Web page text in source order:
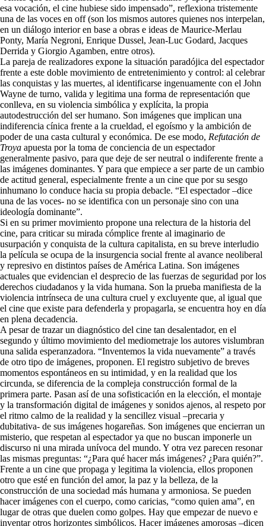
esa vocación, el cine hubiese sido impensado”, reflexiona tristemente
una de las voces en off (son los mismos autores quienes nos interpelan,
en un diálogo interior en base a obras e ideas de Maurice-Merlau
Ponty, María Negroni, Enrique Dussel, Jean-Luc Godard, Jacques
Derrida y Giorgio Agamben, entre otros).
La pareja de realizadores expone la situación paradójica del espectador
frente a este doble movimiento de entretenimiento y control: al celebrar
las conquistas y las muertes, al identificarse ingenuamente con el John
Wayne de turno, valida y legitima una forma de representación que
conlleva, en su violencia simbólica y explícita, la propia
autodestrucción del ser humano. Son imágenes que implican una
indiferencia cínica frente a la crueldad, el egoísmo y la ambición de
poder de una casta cultural y económica. De ese modo, Refutación de
Troya apuesta por la toma de conciencia de un espectador
generalmente pasivo, para que deje de ser neutral o indiferente frente a
las imágenes dominantes. Y para que empiece a ser parte de un cambio
de actitud general, especialmente frente a un cine que por su sesgo
inhumano lo conduce hacia su propia debacle. “El espectador –dice
una de las voces- no se identifica con un personaje sino con una
ideología dominante”.
Si en su primer movimiento propone una relectura de la historia del
cine, para criticar su mirada cómplice frente al imaginario de
usurpación y conquista de la cultura capitalista, en su breve interludio
la película se ocupa de la insurgencia social frente al avance neoliberal
y represivo en distintos países de América Latina. Son imágenes
actuales que evidencian el desprecio de las fuerzas de seguridad por los
derechos ciudadanos y la vida humana. Son la prueba manifiesta de la
violencia intrínseca de una cultura cruel y excluyente que, al igual que
el cine que existe para defenderla y propagarla, se encuentra hoy en día
en plena decadencia.
A pesar de trazar un diagnóstico del cine tan desalentador, en el
segundo y último movimiento del mediometraje los autores vislumbran
una salida esperanzadora. “Inventemos la vida nuevamente” a través
de otro tipo de imágenes, proponen. El registro subjetivo de breves
momentos espontáneos en su intimidad, y en la realidad que los
circunda, se diferencia de la compleja construcción formal de la
primera parte. Pasan así de una sofisticación en la elección, el montaje
y la transformación digital de imágenes y sonidos ajenos, al respeto por
el ritmo calmo de la realidad y la sencillez visual –precaria y
dubitativa- de sus imágenes hogareñas. Son imágenes que encierran un
misterio, que respetan al espectador ya que no buscan imponerle un
discurso ni una mirada unívoca del mundo. Y otra vez parecen resonar
las mismas preguntas: “¿Para qué hacer más imágenes? ¿Para quién?”.
Frente a un cine que propaga y legitima la violencia, ellos proponen
otro que esté en función del amor, la paz y la belleza, de la
construcción de una sociedad más humana y armoniosa. Se pueden
hacer imágenes con el cuerpo, como caricias, “como quien ama”, en
lugar de otras que duelen como golpes. Hay que empezar de nuevo e
inventar otros horizontes simbólicos. Hacer imágenes amorosas –dicen